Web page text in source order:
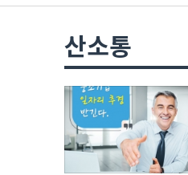
산소통